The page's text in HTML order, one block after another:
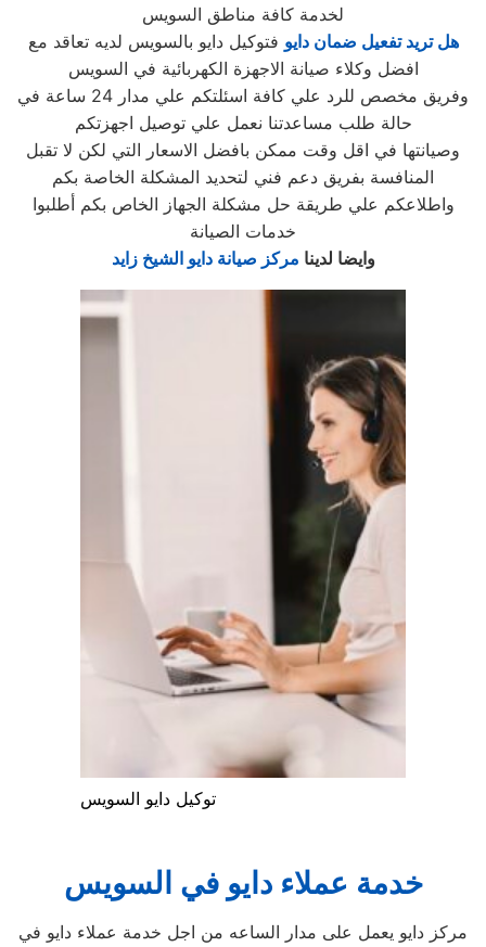
لخدمة كافة مناطق السويس
هل تريد تفعيل ضمان دايو فتوكيل دايو بالسويس لديه تعاقد مع
افضل وكلاء صيانة الاجهزة الكهربائية في السويس
وفريق مخصص للرد علي كافة اسئلتكم علي مدار 24 ساعة في
حالة طلب مساعدتنا نعمل علي توصيل اجهزتكم
وصيانتها في اقل وقت ممكن بافضل الاسعار التي لكن لا تقبل
المنافسة بفريق دعم فني لتحديد المشكلة الخاصة بكم
واطلاعكم علي طريقة حل مشكلة الجهاز الخاص بكم أطلبوا
خدمات الصيانة
وايضا لدينا مركز صيانة دايو الشيخ زايد
توكيل دايو السويس
خدمة عملاء دايو في السويس
مركز دايو يعمل على مدار الساعه من اجل خدمة عملاء دايو في